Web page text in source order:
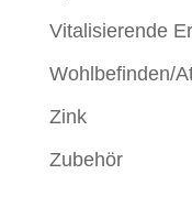
Vitalisierende
Wohlbefinden/
Zink
Zubehör